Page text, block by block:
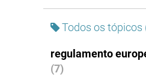
Todos os tópicos
regulamento
(7)